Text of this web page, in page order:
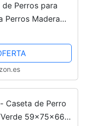
de Perros para
Perros Madera
Impermeable
Caseta de Perro
59x75x66